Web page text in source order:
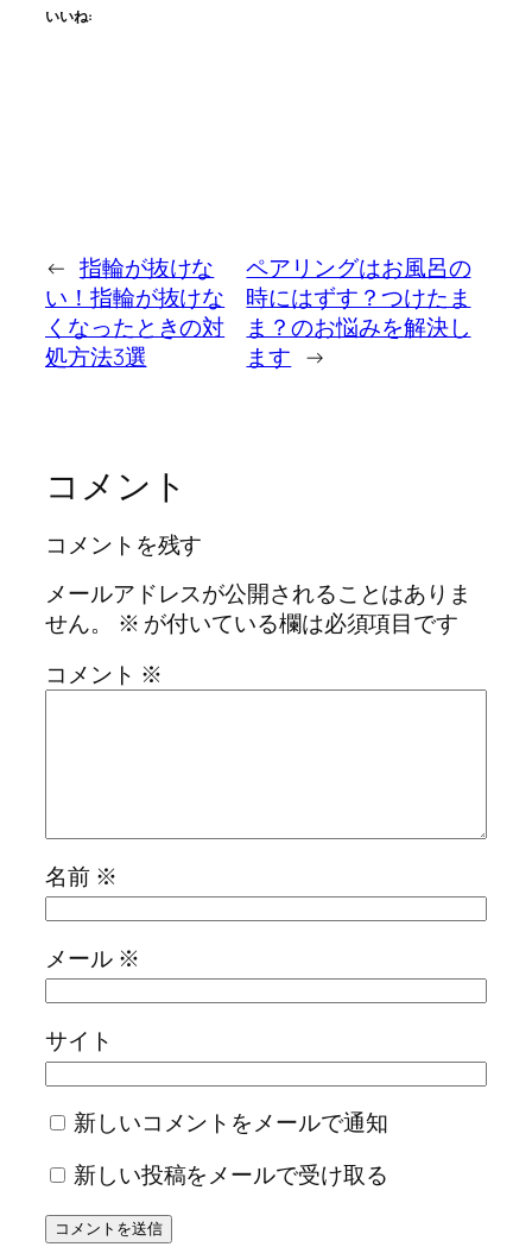
いいね:
← 指輪が抜けな
い！指輪が抜けな
くなったときの対
処方法3選
ペアリングはお風呂の
時にはずす？つけたま
ま？のお悩みを解決し
ます →
コメント
コメントを残す
メールアドレスが公開されることはありま
せん。
※ が付いている欄は必須項目です
コメント ※
名前 ※
メール ※
サイト
新しいコメントをメールで通知
新しい投稿をメールで受け取る